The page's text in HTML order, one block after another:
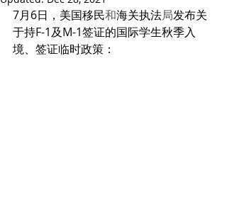
7月6日，美国移民和海关执法局发布关
于持F-1及M-1签证的国际学生秋季入
境、签证临时政策：